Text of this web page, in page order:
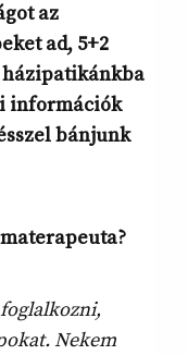
az
ad, 5+2
információk
bánjunk
Nekem